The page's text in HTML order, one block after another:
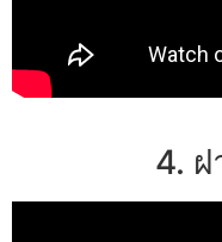
4. ฝ